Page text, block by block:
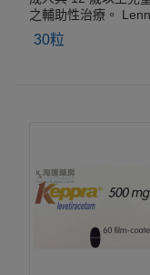
之輔助性治療。
30粒